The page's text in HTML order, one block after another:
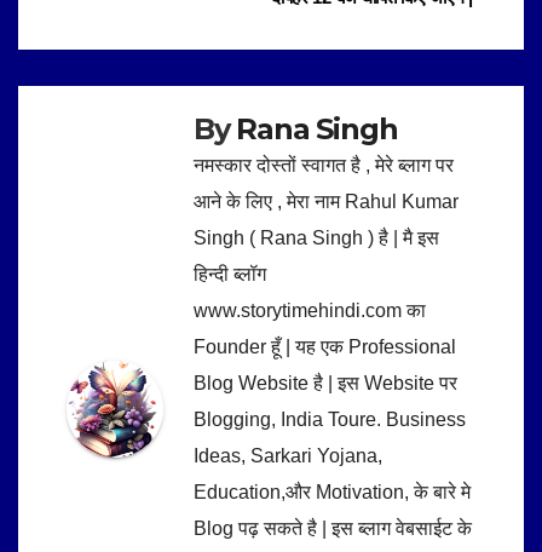
ByRana Singh
नमस्कार दोस्तों स्वागत है , मेरे ब्लाग पर
आने के लिए , मेरा नाम Rahul Kumar
Singh ( Rana Singh ) है | मै इस
हिन्दी ब्लॉग
www.storytimehindi.com का
Founder हूँ | यह एक Professional
Blog Website है | इस Website पर
Blogging, India Toure. Business
Ideas, Sarkari Yojana,
Education,और Motivation, के बारे मे
Blog पढ़ सकते है | इस ब्लाग वेबसाईट के